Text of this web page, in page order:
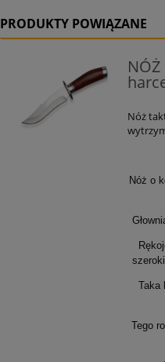
PRODUKTY POWIĄZANE
Nóż
Nóż o
Taka
Tego